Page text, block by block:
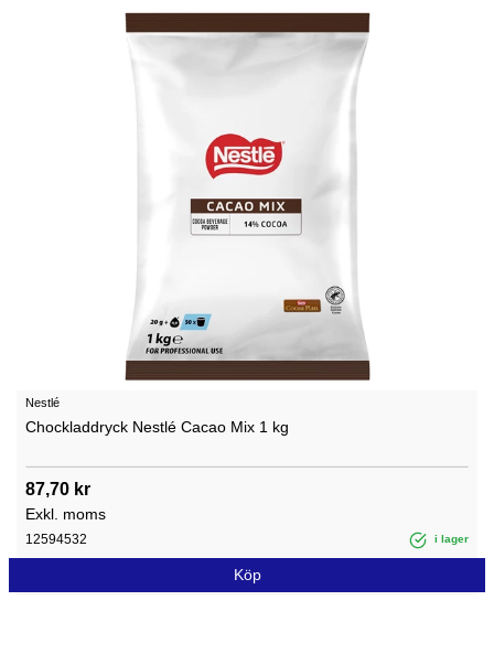
Nestlé
Chockladdryck Nestlé Cacao Mix 1 kg
87,70 kr
Exkl. moms
12594532 i lager
Köp